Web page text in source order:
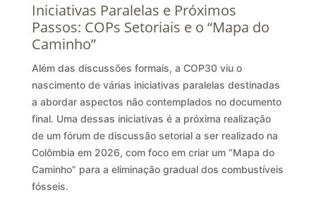
Iniciativas Paralelas e Próximos
Passos: COPs Setoriais e o “Mapa do
Caminho”
Além das discussões formais, a COP30 viu o
nascimento de várias iniciativas paralelas destinadas
a abordar aspectos não contemplados no documento
final. Uma dessas iniciativas é a próxima realização
de um fórum de discussão setorial a ser realizado na
Colômbia em 2026, com foco em criar um “Mapa do
Caminho” para a eliminação gradual dos combustíveis
fósseis.